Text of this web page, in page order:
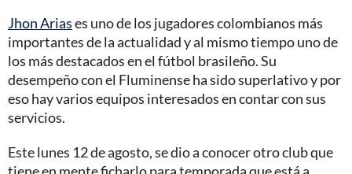
Jhon Ariases uno de los jugadores colombianos más
importantes de la actualidad y al mismo tiempo uno de
los más destacados en el fútbol brasileño. Su
desempeño con el Fluminense ha sido superlativo y por
eso hay varios equipos interesados en contar con sus
servicios.
Este lunes 12 de agosto, se dio a conocer otro club que